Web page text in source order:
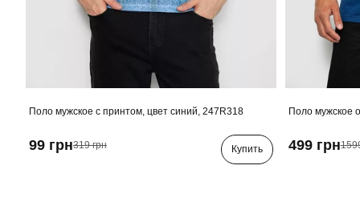
Поло мужское с принтом, цвет синий, 247R318
99 грн319 грн Купить
Поло мужское
499 грн